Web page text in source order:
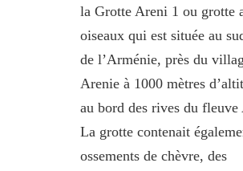
la Grotte Areni 1 ou grotte
oiseaux qui est située au
de l’Arménie, près du
Arenie à 1000 mètres
au bord des rives du fleuve
La grotte contenait
ossements de chèvre, des